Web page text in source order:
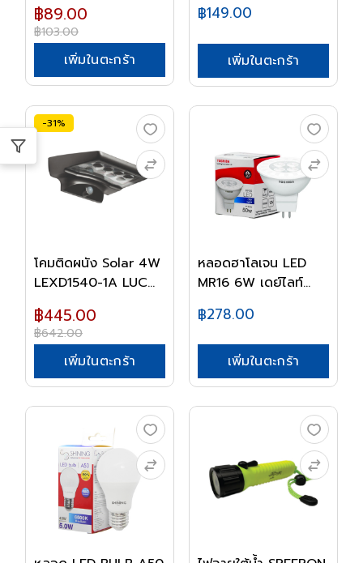
฿89.00
฿103.00
เพิ่มในตะกร้า
฿149.00
เพิ่มในตะกร้า
-31%
โคมติดผนัง Solar 4W
LEXD1540-1A LUC...
฿445.00
฿642.00
เพิ่มในตะกร้า
หลอดฮาโลเจน LED
MR16 6W เดย์ไลท์
฿278.00
เพิ่มในตะกร้า